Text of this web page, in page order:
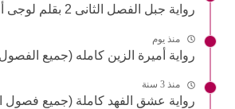
رواية جبل الفصل الثانى 2 بقلم لوجى أحمد
منذ يوم
رواية أميرة الزين كامله (جميع
منذ 3 سنة
رواية عشق الفهد كاملة (جميع فصول